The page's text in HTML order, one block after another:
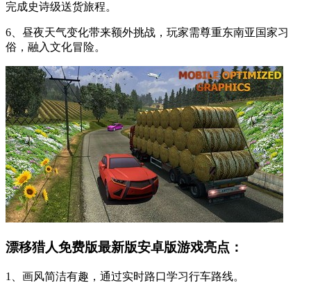
完成史诗级送货旅程。
6、昼夜天气变化带来额外挑战，玩家需尊重东南亚国家习
俗，融入文化冒险。
漂移猎人免费版最新版安卓版游戏亮点：
1、画风简洁有趣，通过实时路口学习行车路线。